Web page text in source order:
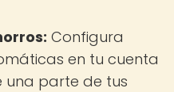
Configura
en tu cuenta
parte de tus